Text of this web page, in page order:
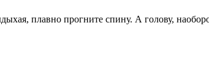
плавно прогните спину. А голову,